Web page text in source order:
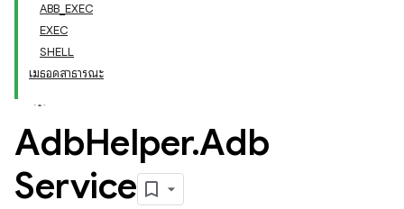
ABB_EXEC
EXEC
SHELL
เมธอดสาธารณะ
AdbHelper.Adb
Service